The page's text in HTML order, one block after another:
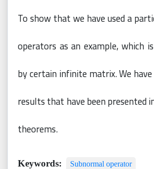
To show that we have used a
operators as an example, which
by certain infinite matrix. We
results that have been presented
theorems.
Keywords: Subnormal operator